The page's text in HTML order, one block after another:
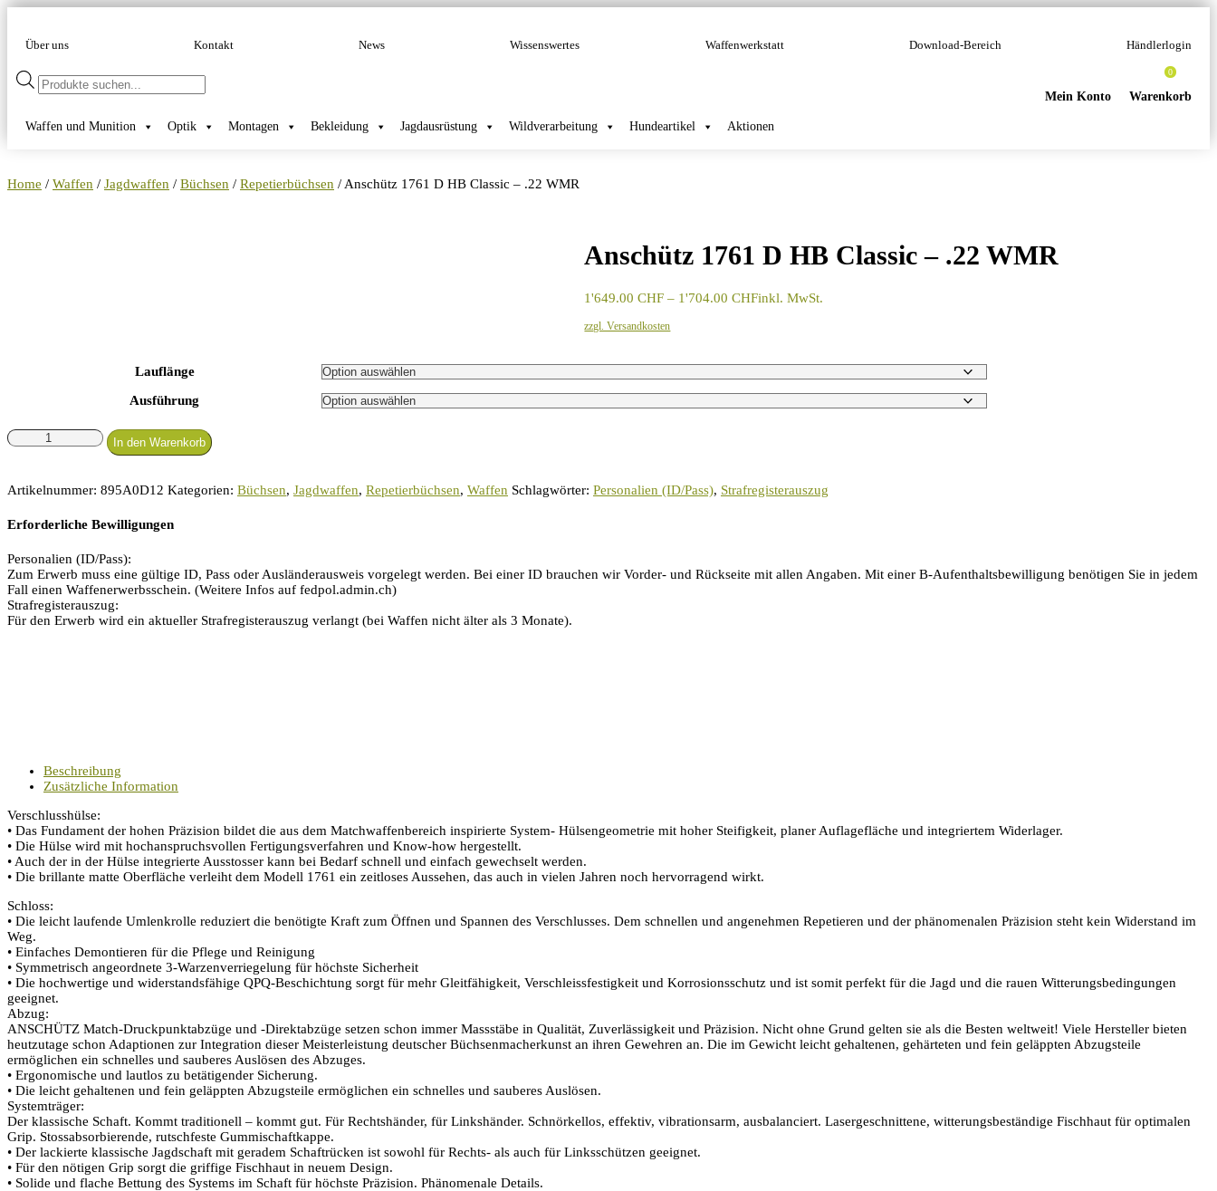
Über uns Kontakt News Wissenswertes Waffenwerkstatt Download-Bereich Händlerlogin
Warenkorb
0
Mein Konto
Products
search
Waffen und Munition Optik Montagen Bekleidung Jagdausrüstung Wildverarbeitung Hundeartikel Aktionen
Home / Waffen / Jagdwaffen / Büchsen / Repetierbüchsen / Anschütz 1761 D HB Classic – .22 WMR
Anschütz 1761 D HB Classic – .22 WMR
1'649.00CHF – 1'704.00CHFPreisspanne:
inkl. MwSt.
zzgl. Versandkosten
Lauflänge
Ausführung
Anschütz
1761
Classic
.22
Menge
In den Warenkorb
Artikelnummer: 895A0D12 Kategorien: Büchsen, Jagdwaffen, Repetierbüchsen, Waffen Schlagwörter: Personalien (ID/Pass), Strafregisterauszug
Erforderliche Bewilligungen
Personalien (ID/Pass):
Zum Erwerb muss eine gültige ID, Pass oder Ausländerausweis vorgelegt werden. Bei einer ID brauchen wir Vorder- und Rückseite mit allen Angaben. Mit einer B-Aufenthaltsbewilligung benötigen Sie in jedem
Fall einen Waffenerwerbsschein. (Weitere Infos auf fedpol.admin.ch)
Strafregisterauszug:
Für den Erwerb wird ein aktueller Strafregisterauszug verlangt (bei Waffen nicht älter als 3 Monate).
Beschreibung
Zusätzliche Information
Verschlusshülse:
• Das Fundament der hohen Präzision bildet die aus dem Matchwaffenbereich inspirierte System- Hülsengeometrie mit hoher Steifigkeit, planer Auflagefläche und integriertem Widerlager.
• Die Hülse wird mit hochanspruchsvollen Fertigungsverfahren und Know-how hergestellt.
• Auch der in der Hülse integrierte Ausstosser kann bei Bedarf schnell und einfach gewechselt werden.
• Die brillante matte Oberfläche verleiht dem Modell 1761 ein zeitloses Aussehen, das auch in vielen Jahren noch hervorragend wirkt.
Schloss:
• Die leicht laufende Umlenkrolle reduziert die benötigte Kraft zum Öffnen und Spannen des Verschlusses. Dem schnellen und angenehmen Repetieren und der phänomenalen Präzision steht kein Widerstand im
Weg.
• Einfaches Demontieren für die Pflege und Reinigung
• Symmetrisch angeordnete 3-Warzenverriegelung für höchste Sicherheit
• Die hochwertige und widerstandsfähige QPQ-Beschichtung sorgt für mehr Gleitfähigkeit, Verschleissfestigkeit und Korrosionsschutz und ist somit perfekt für die Jagd und die rauen Witterungsbedingungen
geeignet.
Abzug:
ANSCHÜTZ Match-Druckpunktabzüge und -Direktabzüge setzen schon immer Massstäbe in Qualität, Zuverlässigkeit und Präzision. Nicht ohne Grund gelten sie als die Besten weltweit! Viele Hersteller bieten
heutzutage schon Adaptionen zur Integration dieser Meisterleistung deutscher Büchsenmacherkunst an ihren Gewehren an. Die im Gewicht leicht gehaltenen, gehärteten und fein geläppten Abzugsteile
ermöglichen ein schnelles und sauberes Auslösen des Abzuges.
• Ergonomische und lautlos zu betätigender Sicherung.
• Die leicht gehaltenen und fein geläppten Abzugsteile ermöglichen ein schnelles und sauberes Auslösen.
Systemträger:
Der klassische Schaft. Kommt traditionell – kommt gut. Für Rechtshänder, für Linkshänder. Schnörkellos, effektiv, vibrationsarm, ausbalanciert. Lasergeschnittene, witterungsbeständige Fischhaut für optimalen
Grip. Stossabsorbierende, rutschfeste Gummischaftkappe.
• Der lackierte klassische Jagdschaft mit geradem Schaftrücken ist sowohl für Rechts- als auch für Linksschützen geeignet.
• Für den nötigen Grip sorgt die griffige Fischhaut in neuem Design.
• Solide und flache Bettung des Systems im Schaft für höchste Präzision. Phänomenale Details.